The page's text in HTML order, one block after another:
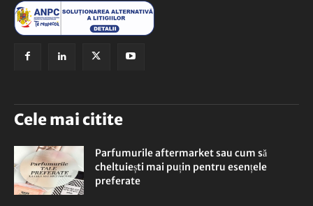
Cele mai citite
Parfumurile aftermarket sau cum să
cheltuiești mai puțin pentru esențele
preferate